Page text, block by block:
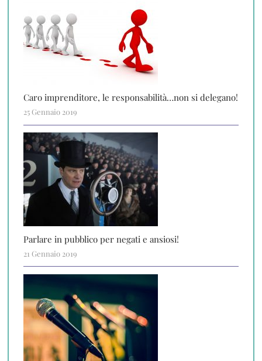
Caro imprenditore, le responsabilità…non si delegano!
25 Gennaio 2019
Parlare in pubblico per negati e ansiosi!
21 Gennaio 2019